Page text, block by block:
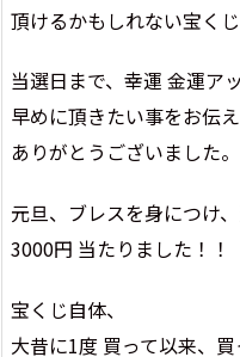
頂けるかもしれない宝く
当選日まで、幸運 金運ア
早めに頂きたい事をお伝
ありがとうございました。
元旦、ブレスを身につけ
3000円 当たりました！！
宝くじ自体、
大昔に1度 買って以来、買